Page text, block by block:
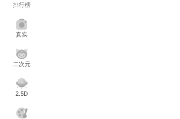
排行榜
真实
二次元
2.5D